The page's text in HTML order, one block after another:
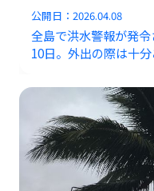
公開日：2026.04.08
全島で洪水警報が発
10日。外出の際は十分